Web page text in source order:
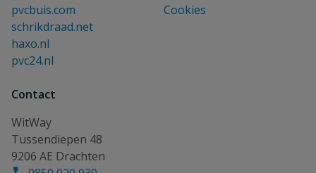
pvcbuis.com
schrikdraad.net
haxo.nl
pvc24.nl
Cookies
Contact
WitWay
Tussendiepen 48
9206 AE Drachten